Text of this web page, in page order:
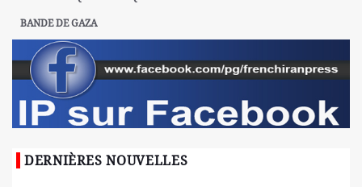
BANDE DE GAZA
DERNIÈRES NOUVELLES